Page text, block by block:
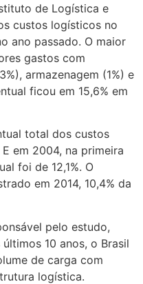
de Logística e
custos logísticos no
ano passado. O maior
gastos com
armazenagem (1%) e
ficou em 15,6% em
total dos custos
em 2004, na primeira
foi de 12,1%. O
em 2014, 10,4% da
pelo estudo,
10 anos, o Brasil
de carga com
logística.